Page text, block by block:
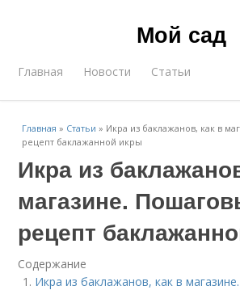
Мой сад
Главная Новости Статьи
Главная » Статьи » Икра из баклажанов, как в
рецепт баклажанной икры
Икра из
магазине.
рецепт
Содержание
Икра из баклажанов, как в